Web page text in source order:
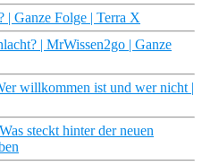
| Ganze Folge | Terra X
| MrWissen2go | Ganze
willkommen ist und wer nicht |
steckt hinter der neuen